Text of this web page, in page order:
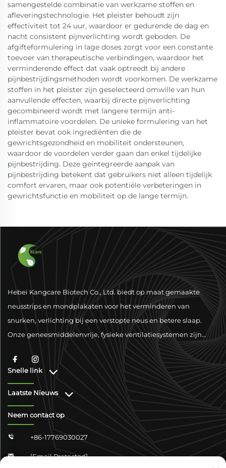
samengestelde combinatie van werkzame stoffen en
afleveringstechnologie. Het pleister behoudt zijn
effectiviteit tot 24 uur, waardoor er gedurende de dag en
nacht consistent pijnverlichting wordt geboden. De
afgifteformulering in lage doses zorgt voor een constante
toevoer van therapeutische verbindingen, waardoor het
verminderende effect dat vaak optreedt bij andere
pijnbestrijdingsmethoden wordt voorkomen. De werkzame
stoffen in het pleister zijn geselecteerd omwille van hun
aanvullende effecten, waarbij directe pijnverlichting
gecombineerd wordt met langere termijn anti-
inflammatoire voordelen. De unieke formulering van het
pleister bevat ook ingrediënten die de
gewrichtsgezondheid en mobiliteit ondersteunen,
waardoor de voordelen verder gaan dan enkel tijdelijke
pijnbestrijding. Deze geïntegreerde aanpak van
pijnbestrijding betekent dat gebruikers niet alleen tijdelijk
comfort ervaren, maar ook potentiële verbeteringen in
gewrichtsfunctie en mobiliteit op de lange termijn.
Hebei Kangcare Biotech Co., Ltd. biedt op maat gemaakte
neusstrips en mondplakaten voor het verminderen van
snurken, verlichting bij een verstopte neus en betere slaap.
Onze geneesmiddelenvrije, fysieke ventilatiesystemen zijn
materialen en wereldwijde nalevingsondersteuning.
Snelle link
Laatste Nieuws
Neem contact op
 +86-17769030027
 [email Protected]